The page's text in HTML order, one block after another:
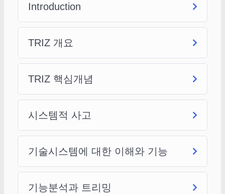
Introduction
TRIZ 개요
TRIZ 핵심개념
시스템적 사고
기술시스템에 대한 이해와 기능
기능분석과 트리밍